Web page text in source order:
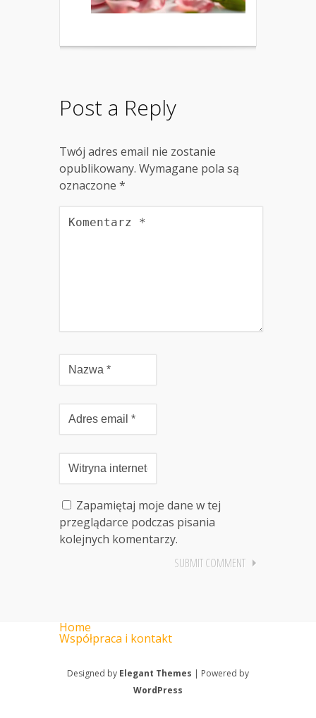
Post a Reply
Twój adres email nie zostanie
opublikowany. Wymagane pola są
oznaczone *
Zapamiętaj moje dane w tej
przeglądarce podczas pisania
kolejnych komentarzy.
Home
Współpraca i kontakt
Designed by Elegant Themes | Powered by
WordPress